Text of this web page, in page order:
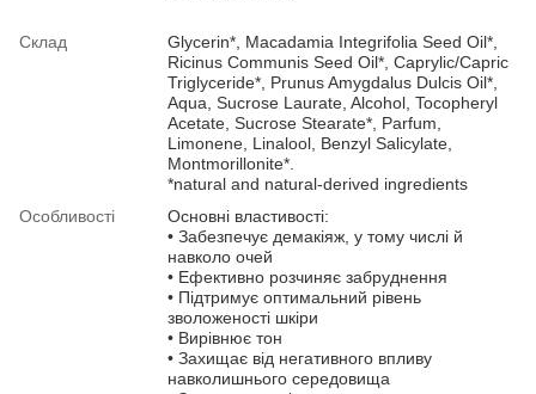
Склад
Glycerin*, Macadamia Integrifolia Seed Oil*,
Ricinus Communis Seed Oil*, Caprylic/Capric
Triglyceride*, Prunus Amygdalus Dulcis Oil*,
Aqua, Sucrose Laurate, Alcohol, Tocopheryl
Acetate, Sucrose Stearate*, Parfum,
Limonene, Linalool, Benzyl Salicylate,
Montmorillonite*.
*natural and natural-derived ingredients
Особливості
Основні властивості:
• Забезпечує демакіяж, у тому числі й
навколо очей
• Ефективно розчиняє забруднення
• Підтримує оптимальний рівень
зволоженості шкіри
• Вирівнює тон
• Захищає від негативного впливу
навколишнього середовища